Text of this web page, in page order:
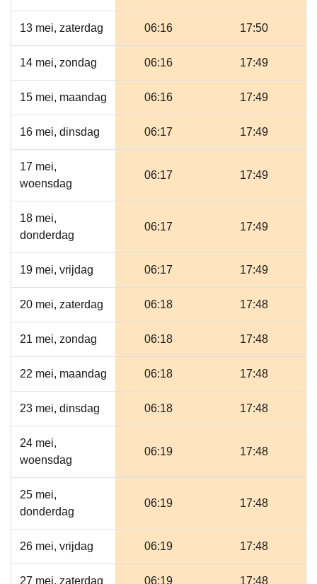
13 mei, zaterdag 06:16 17:50
14 mei, zondag 06:16 17:49
15 mei, maandag 06:16 17:49
16 mei, dinsdag 06:17 17:49
17 mei,
woensdag
06:17 17:49
18 mei,
donderdag
06:17 17:49
19 mei, vrijdag 06:17 17:49
20 mei, zaterdag 06:18 17:48
21 mei, zondag 06:18 17:48
22 mei, maandag 06:18 17:48
23 mei, dinsdag 06:18 17:48
24 mei,
woensdag
06:19 17:48
25 mei,
donderdag
06:19 17:48
26 mei, vrijdag 06:19 17:48
27 mei, zaterdag 06:19 17:48